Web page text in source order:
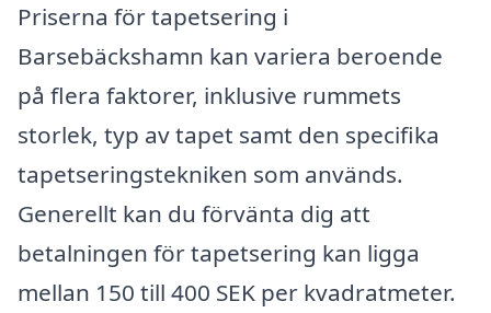
Priserna för tapetsering i
Barsebäckshamn kan variera beroende
på flera faktorer, inklusive rummets
storlek, typ av tapet samt den specifika
tapetseringstekniken som används.
Generellt kan du förvänta dig att
betalningen för tapetsering kan ligga
mellan 150 till 400 SEK per kvadratmeter.